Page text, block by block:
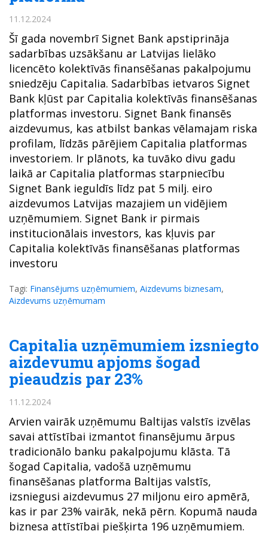
11.12.2024
Šī gada novembrī Signet Bank apstiprināja
sadarbības uzsākšanu ar Latvijas lielāko
licencēto kolektīvās finansēšanas pakalpojumu
sniedzēju Capitalia. Sadarbības ietvaros Signet
Bank kļūst par Capitalia kolektīvās finansēšanas
platformas investoru. Signet Bank finansēs
aizdevumus, kas atbilst bankas vēlamajam riska
profilam, līdzās pārējiem Capitalia platformas
investoriem. Ir plānots, ka tuvāko divu gadu
laikā ar Capitalia platformas starpniecību
Signet Bank ieguldīs līdz pat 5 milj. eiro
aizdevumos Latvijas mazajiem un vidējiem
uzņēmumiem. Signet Bank ir pirmais
institucionālais investors, kas kļuvis par
Capitalia kolektīvās finansēšanas platformas
investoru
Tagi: Finansējums uzņēmumiem, Aizdevums biznesam,
Aizdevums uzņēmumam
Capitalia uzņēmumiem izsniegto
aizdevumu apjoms šogad
pieaudzis par 23%
11.12.2024
Arvien vairāk uzņēmumu Baltijas valstīs izvēlas
savai attīstībai izmantot finansējumu ārpus
tradicionālo banku pakalpojumu klāsta. Tā
šogad Capitalia, vadošā uzņēmumu
finansēšanas platforma Baltijas valstīs,
izsniegusi aizdevumus 27 miljonu eiro apmērā,
kas ir par 23% vairāk, nekā pērn. Kopumā nauda
biznesa attīstībai piešķirta 196 uzņēmumiem.